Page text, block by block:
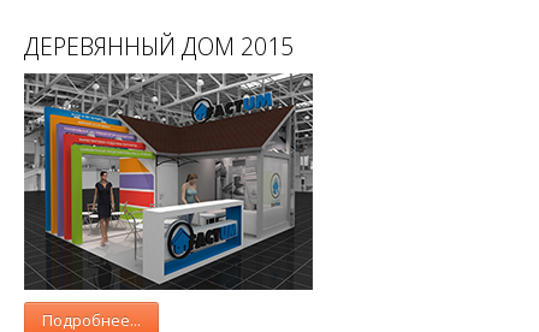
ДЕРЕВЯННЫЙ ДОМ 2015
Подробнее...